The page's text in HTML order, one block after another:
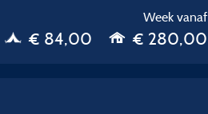
Week vanaf
€ 84,00 € 280,00